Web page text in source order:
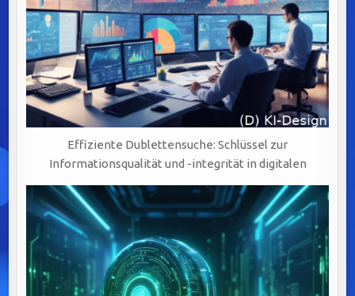
Effiziente Dublettensuche: Schlüssel zur
Informationsqualität und -integrität in digitalen